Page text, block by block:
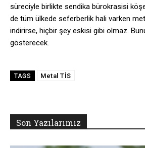
süreciyle birlikte sendika bürokrasisi
de tüm ülkede seferberlik hali varken
indirirse, hiçbir şey eskisi gibi olmaz.
gösterecek.
TAGS Metal TİS
Son Yazılarımız